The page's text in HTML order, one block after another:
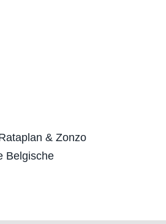
& Zonzo
Belgische